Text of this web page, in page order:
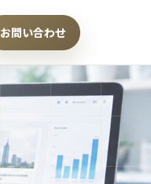
お問い合わせ